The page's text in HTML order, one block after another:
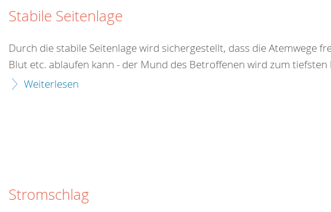
Stabile Seitenlage
Durch die stabile Seitenlage wird sichergestellt, dass die Atemwege
Blut etc. ablaufen kann - der Mund des Betroffenen wird zum tiefsten
Weiterlesen
Stromschlag